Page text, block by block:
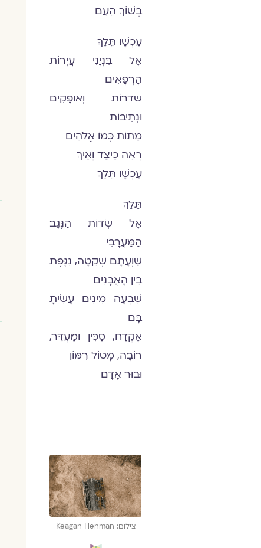
בְּשׁוֹךְ הֵעֵם
עַכְשָׁו תֵּלֵךְ
אֶל בִּנְיָנִי עֲיְרוֹת
הָרְפָאִים
שדרוֹת וְאופָקִים
וּנְתִיבוֹת
מֵתוֹת כְּמוֹ אֱלֹהִים
רְאֵה כֵּיצַד וְאֵיךְ
עַכְשָׁו תֵּלֵךְ
תֵּלֵךְ
אֶל שְׂדוֹת הַנֶּגֶב
הַמַּעֲרָבִי
שַׁוְעָתָם שְׁקֵטָה, נִגֶּפֶת
בֵּין הָאֲבָנִים
שִׁבְעָה מִינִים עָשִׂיתָ
בָּם
אֶקְדַח, סַכִּין ומַעְדֵּר,
רוֹבֶה, מָטוֹל רִמּוֹן
וּבוּר אָדָם
צילום: Keagan Henman